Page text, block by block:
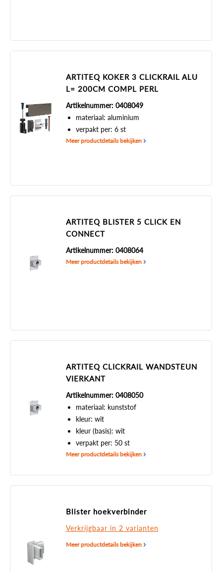
ARTITEQ KOKER 3 CLICKRAIL ALU
L= 200CM COMPL PERL
Artikelnummer: 0408049
materiaal: aluminium
verpakt per: 6 st
Meer productdetails bekijken
ARTITEQ BLISTER 5 CLICK EN
CONNECT
Artikelnummer: 0408064
Meer productdetails bekijken
ARTITEQ CLICKRAIL WANDSTEUN
VIERKANT
Artikelnummer: 0408050
materiaal: kunststof
kleur: wit
kleur (basis): wit
verpakt per: 50 st
Meer productdetails bekijken
Blister hoekverbinder
Verkrijgbaar in 2 varianten
Meer productdetails bekijken